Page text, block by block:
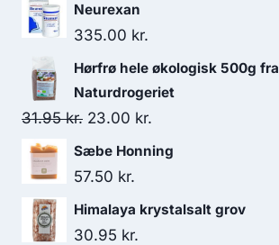
Neurexan
335.00 kr.
Hørfrø hele økologisk 500g fra
Naturdrogeriet
31.95kr. Den
oprindelige
pris
31.95 kr..
23.00 kr.
aktuelle
Sæbe Honning
57.50 kr.
Himalaya krystalsalt grov
30.95 kr.